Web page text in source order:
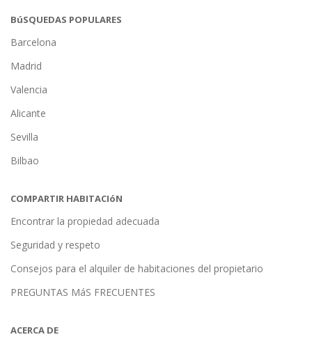
BúSQUEDAS POPULARES
Barcelona
Madrid
Valencia
Alicante
Sevilla
Bilbao
COMPARTIR HABITACIóN
Encontrar la propiedad adecuada
Seguridad y respeto
Consejos para el alquiler de habitaciones del propietario
PREGUNTAS MáS FRECUENTES
ACERCA DE